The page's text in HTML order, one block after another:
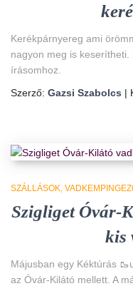
Kerékpárnyereg ami
nagyon meg is
írásomhoz.
Szerző: Gazsi Szabolcs |
SZÁLLÁSOK
Szigliget Óvár-
kis
Májusban egy Kéktúrás
az Óvár-Kilátó mellett. A